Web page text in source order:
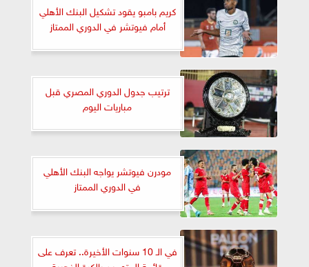
كريم بامبو يقود تشكيل البنك الأهلي
أمام فيوتشر في الدوري الممتاز
ترتيب جدول الدوري المصري قبل
مباريات اليوم
مودرن فيوتشر يواجه البنك الأهلي
في الدوري الممتاز
في الـ 10 سنوات الأخيرة.. تعرف على